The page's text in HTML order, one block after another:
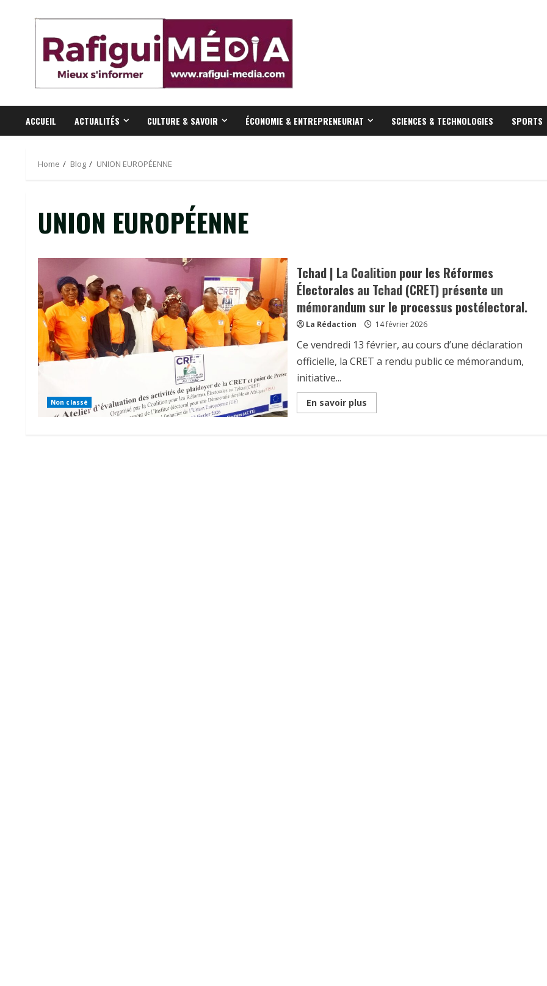
ACCUEIL ACTUALITÉS CULTURE & SAVOIR ÉCONOMIE & ENTREPRENEURIAT SCIENCES & TECHNOLOGIES SPORTS
Home Blog UNION EUROPÉENNE
UNION EUROPÉENNE
Non classé
Tchad | La Coalition pour les Réformes
Électorales au Tchad (CRET) présente un
mémorandum sur le processus postélectoral.
La Rédaction 14 février 2026
Ce vendredi 13 février, au cours d’une déclaration
officielle, la CRET a rendu public ce mémorandum,
initiative...
En savoir plusRead
more